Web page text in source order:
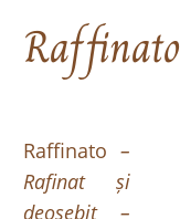
Raffinato
Raffinato –
Rafinat și
deosebit –